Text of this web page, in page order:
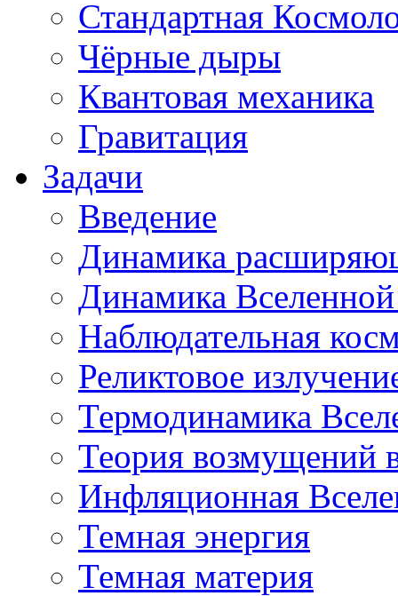
Стандартная
Чёрные дыры
Квантовая механика
Гравитация
Задачи
Введение
Динамика
Динамика
Наблюдательная
Реликтовое
Термодинамика
Теория возмущений
Инфляционная
Темная энергия
Темная материя